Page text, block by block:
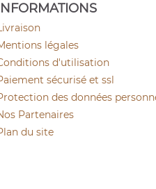
légales
d'utilisation
sécurisé et ssl
des données
Partenaires
du site